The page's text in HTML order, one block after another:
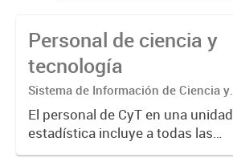
Personal de ciencia y
tecnología
Sistema de Información de Ciencia y
Tecnología Argentino (SICYTAR)
El personal de CyT en una unidad
estadística incluye a todas las
personas involucradas